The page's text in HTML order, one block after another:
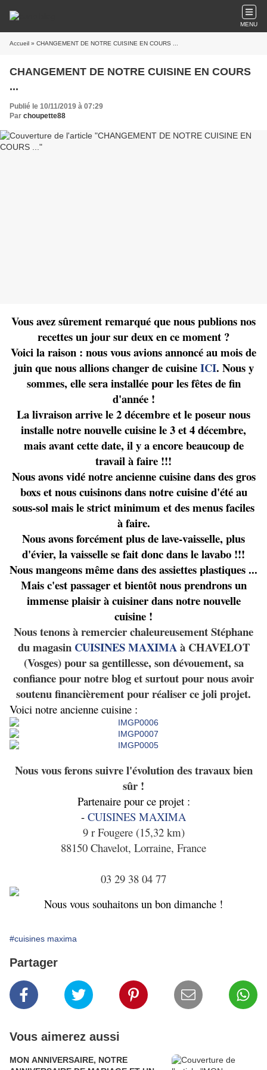
MENU
Accueil » CHANGEMENT DE NOTRE CUISINE EN COURS ...
CHANGEMENT DE NOTRE CUISINE EN COURS
...
Publié le 10/11/2019 à 07:29
Par choupette88
Vous avez sûrement remarqué que nous publions nos
recettes un jour sur deux en ce moment ?
Voici la raison : nous vous avions annoncé au mois de
juin que nous allions changer de cuisineICI. Nous y
sommes, elle sera installée pour les fêtes de fin
d'année !
La livraison arrive le 2 décembre et le poseur nous
installe notre nouvelle cuisine le 3 et 4 décembre,
mais avant cette date, il y a encore beaucoup de
travail à faire !!!
Nous avons vidé notre ancienne cuisine dans des gros
boxs et nous cuisinons dans notre cuisine d'été au
sous-sol mais le strict minimum et des menus faciles
à faire.
Nous avons forcément plus de lave-vaisselle, plus
d'évier, la vaisselle se fait donc dans le lavabo !!!
Nous mangeons même dans des assiettes plastiques ...
Mais c'est passager et bientôt nous prendrons un
immense plaisir à cuisiner dans notre nouvelle
cuisine !
Nous tenons à remercier chaleureusement Stéphane
du magasin CUISINES MAXIMAà CHAVELOT
(Vosges) pour sa gentillesse, son dévouement, sa
confiance pour notre blog et surtout pour nous avoir
soutenu financièrement pour réaliser ce joli projet.
Voici notre ancienne cuisine :
Nous vous ferons suivre l'évolution des travaux bien
sûr !
Partenaire pour ce projet :
- CUISINES MAXIMA
9 r Fougere (15,32 km)
88150 Chavelot, Lorraine, France
03 29 38 04 77
Nous vous souhaitons un bon dimanche !
#cuisines maxima
Partager
Vous aimerez aussi
MON ANNIVERSAIRE, NOTRE